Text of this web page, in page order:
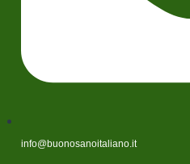
info@buonosanoitaliano.it